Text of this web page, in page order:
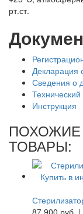
рт.ст.
Декларация
Сведения о
Инструкция
ТОВАРЫ:
87 900 руб. |